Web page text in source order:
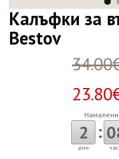
Калъфки за
Bestov
2
дни
: